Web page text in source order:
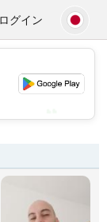
ログイン